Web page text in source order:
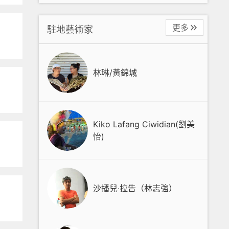
駐地藝術家
林琳/黃錦城
Kiko Lafang Ciwidian(劉美
怡)
沙播兒‧拉告（林志強）
更多